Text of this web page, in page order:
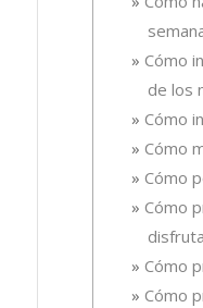
Cómo
de los
Cómo
Cómo
Cómo
Cómo
Cómo
Cómo